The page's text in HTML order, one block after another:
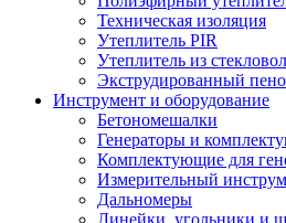
Техническая изоляция
Утеплитель PIR
Утеплитель из
Экструдированный
Инструмент и оборудование
Бетономешалки
Генераторы и
Комплектующие для
Измерительный
Дальномеры
Линейки, угольники и